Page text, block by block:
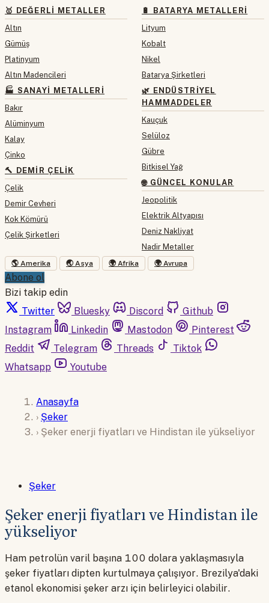
🥇 DEĞERLI METALLER
Altın
Gümüş
Platinyum
Altın Madencileri
🏭 SANAYI METALLERI
Bakır
Alüminyum
Kalay
Çinko
🔨 DEMIR ÇELIK
Çelik
Demir Cevheri
Kok Kömürü
Çelik Şirketleri
🔋 BATARYA METALLERI
Lityum
Kobalt
Nikel
Batarya Şirketleri
🌿 ENDÜSTRIYEL
HAMMADDELER
Kauçuk
Selüloz
Gübre
Bitkisel Yağ
🌐 GÜNCEL KONULAR
Jeopolitik
Elektrik Altyapısı
Deniz Nakliyat
Nadir Metaller
🌎 Amerika 🌏 Asya 🌍 Afrika 🌍 Avrupa
Abone ol
Bizi takip edin
Twitter
Bluesky Discord
Github
Instagram
Linkedin Mastodon
Pinterest
Reddit
Telegram Threads
Tiktok
Whatsapp
Youtube
Anasayfa
› Şeker
› Şeker enerji fiyatları ve Hindistan ile yükseliyor
Şeker
Şeker enerji fiyatları ve Hindistan ile
yükseliyor
Ham petrolün varil başına 100 dolara yaklaşmasıyla
şeker fiyatları dipten kurtulmaya çalışıyor. Brezilya'daki
etanol ekonomisi şeker arzı için belirleyici olabilir.